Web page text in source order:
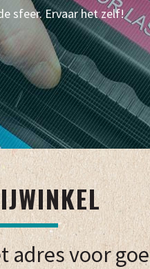
sfeer. Ervaar het zelf!
adres voor